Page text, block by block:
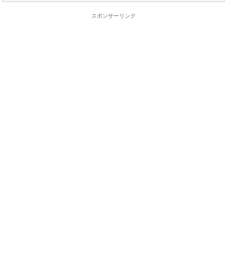
スポンサーリンク